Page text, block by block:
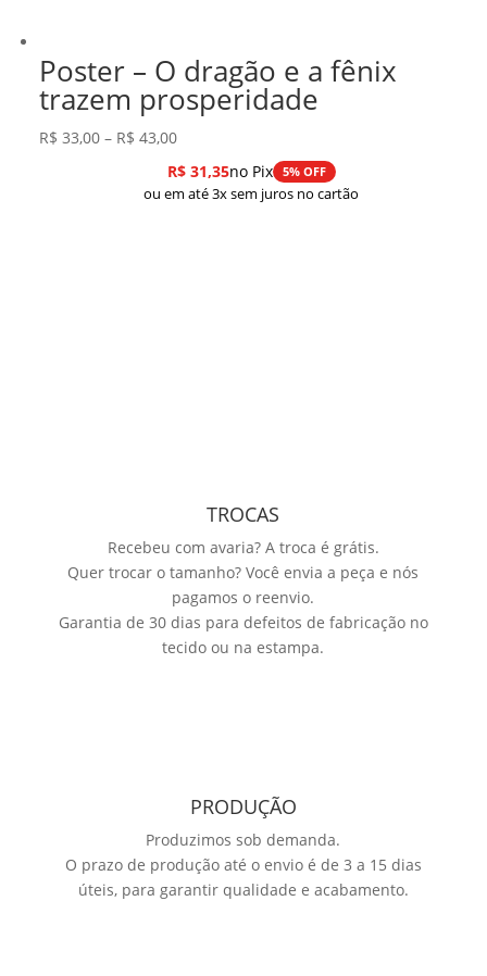
Poster – O dragão e a fênix
trazem prosperidade
R$ 33,00 – R$ 43,00Faixa
de
preço:
R$31,35no Pix 5% OFF
ou em até 3x sem juros no cartão
TROCAS
Recebeu com avaria? A troca é grátis.
Quer trocar o tamanho? Você envia a peça e nós
pagamos o reenvio.
Garantia de 30 dias para defeitos de fabricação no
tecido ou na estampa.
PRODUÇÃO
Produzimos sob demanda.
O prazo de produção até o envio é de 3 a 15 dias
úteis, para garantir qualidade e acabamento.